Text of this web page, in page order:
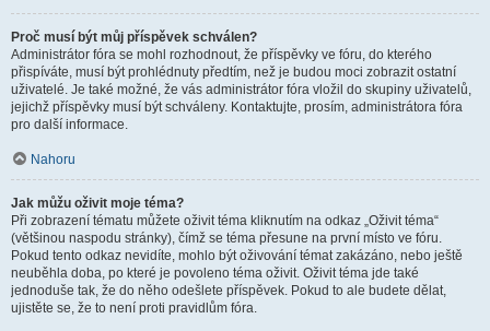
Proč musí být můj příspěvek schválen?
Administrátor fóra se mohl rozhodnout, že příspěvky ve fóru, do kterého
přispíváte, musí být prohlédnuty předtím, než je budou moci zobrazit ostatní
uživatelé. Je také možné, že vás administrátor fóra vložil do skupiny uživatelů,
jejichž příspěvky musí být schváleny. Kontaktujte, prosím, administrátora fóra
pro další informace.
Nahoru
Jak můžu oživit moje téma?
Při zobrazení tématu můžete oživit téma kliknutím na odkaz „Oživit téma“
(většinou naspodu stránky), čímž se téma přesune na první místo ve fóru.
Pokud tento odkaz nevidíte, mohlo být oživování témat zakázáno, nebo ještě
neuběhla doba, po které je povoleno téma oživit. Oživit téma jde také
jednoduše tak, že do něho odešlete příspěvek. Pokud to ale budete dělat,
ujistěte se, že to není proti pravidlům fóra.